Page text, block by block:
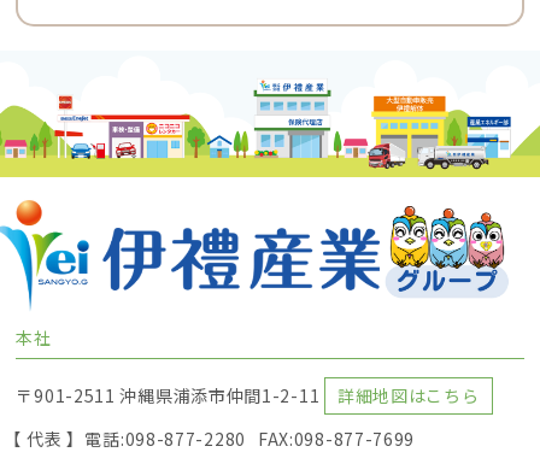
本社
〒901-2511 沖縄県浦添市仲間1-2-11
詳細地図はこちら
【 代表 】 電話:098-877-2280 FAX:098-877-7699